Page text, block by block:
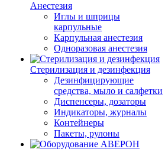
Анестезия
Иглы и шприцы
карпульные
Карпульная анестезия
Одноразовая анестезия
Стерилизация и дезинфекция
Дезинфицирующие
средства, мыло и салфетки
Диспенсеры, дозаторы
Индикаторы, журналы
Контейнеры
Пакеты, рулоны